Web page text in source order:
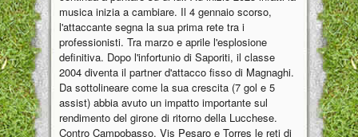
musica inizia a cambiare. Il 4 gennaio scorso,
l'attaccante segna la sua prima rete tra i
professionisti. Tra marzo e aprile l'esplosione
definitiva. Dopo l'infortunio di Saporiti, il classe
2004 diventa il partner d'attacco fisso di Magnaghi.
Da sottolineare come la sua crescita (7 gol e 5
assist) abbia avuto un impatto importante sul
rendimento del girone di ritorno della Lucchese.
Contro Campobasso, Vis Pesaro e Torres le reti di